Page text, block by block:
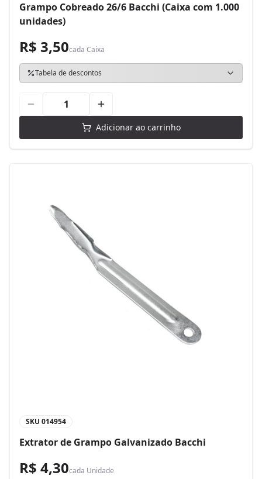
Grampo Cobreado 26/6 Bacchi (Caixa com 1.000
unidades)
R$ 3,50cada Caixa
Tabela de descontos
Adicionar ao carrinho
SKU 014954
Extrator de Grampo Galvanizado Bacchi
R$ 4,30cada Unidade